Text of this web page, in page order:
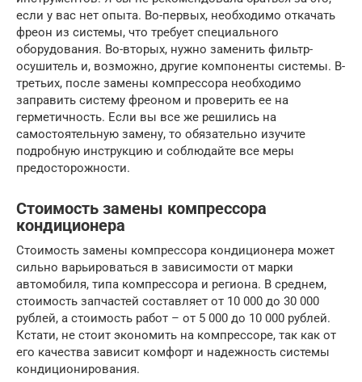
если у вас нет опыта. Во-первых, необходимо откачать
фреон из системы, что требует специального
оборудования. Во-вторых, нужно заменить фильтр-
осушитель и, возможно, другие компоненты системы. В-
третьих, после замены компрессора необходимо
заправить систему фреоном и проверить ее на
герметичность. Если вы все же решились на
самостоятельную замену, то обязательно изучите
подробную инструкцию и соблюдайте все меры
предосторожности.
Стоимость замены компрессора
кондиционера
Стоимость замены компрессора кондиционера может
сильно варьироваться в зависимости от марки
автомобиля, типа компрессора и региона. В среднем,
стоимость запчастей составляет от 10 000 до 30 000
рублей, а стоимость работ – от 5 000 до 10 000 рублей.
Кстати, не стоит экономить на компрессоре, так как от
его качества зависит комфорт и надежность системы
кондиционирования.